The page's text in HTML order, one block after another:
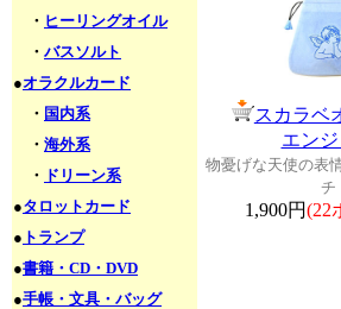
・ ヒーリングオイル
・ バスソルト
●オラクルカード
・ 国内系
・ 海外系
・ ドリーン系
●タロットカード
● トランプ
●書籍・CD・DVD
●手帳・文具・バッグ
スカラベ
エン
物憂げな天使の表
チ
1,900円(22